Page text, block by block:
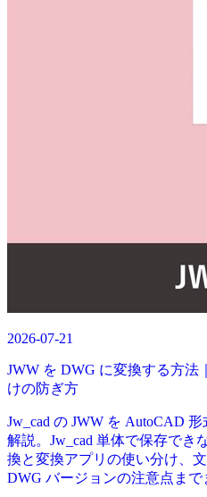
2026-07-21
JWW を DWG に変換する方
けの防ぎ方
Jw_cad の JWW を AutoCAD
解説。Jw_cad 単体で保存でき
換と変換アプリの使い分け、
DWG バージョンの注意点まで